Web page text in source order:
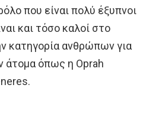
που είναι πολύ έξυπνοι
και τόσο καλοί στο
κατηγορία ανθρώπων για
άτομα όπως η Oprah